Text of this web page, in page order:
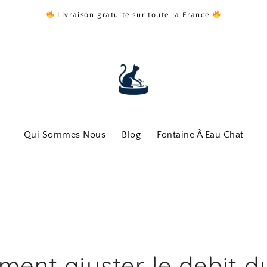
Livraison gratuite sur toute la France
Qui Sommes Nous Blog Fontaine À Eau Chat